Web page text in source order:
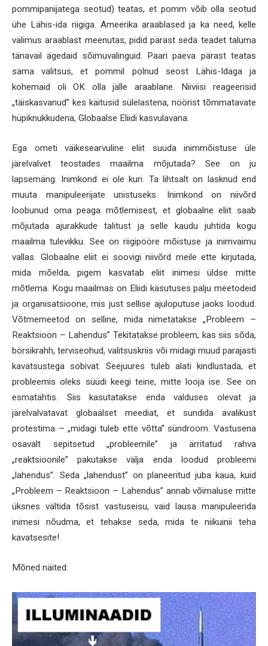
pommipanijatega seotud) teatas, et pomm võib olla seotud
ühe Lähis-ida riigiga. Ameerika araablased ja ka need, kelle
välimus araablast meenutas, pidid pärast seda teadet taluma
tänavail ägedaid sõimuvalinguid. Paari päeva pärast teatas
sama valitsus, et pommil polnud seost Lähis-Idaga ja
kohemaid oli OK olla jälle araablane. Niiviisi reageerisid
„täiskasvanud” kes käitusid sülelastena, nöörist tõmmatavate
hüpiknukkudena, Globaalse Eliidi kasvulavana.
Ega ometi väikesearvuline eliit suuda inimmõistuse üle
järelvalvet teostades maailma mõjutada? See on ju
lapsemäng. Inimkond ei ole kuri. Ta lihtsalt on lasknud end
muuta manipuleerijate unistuseks. Inimkond on niivõrd
loobunud oma peaga mõtlemisest, et globaalne eliit saab
mõjutada ajurakkude talitust ja selle kaudu juhtida kogu
maailma tulevikku. See on riigipööre mõistuse ja inimvaimu
vallas. Globaalne eliit ei soovigi niivõrd meile ette kirjutada,
mida mõelda, pigem kasvatab eliit inimesi üldse mitte
mõtlema. Kogu maailmas on Eliidi käsutuses palju meetodeid
ja organisatsioone, mis just sellise ajuloputuse jaoks loodud.
Võtmemeetod on selline, mida nimetatakse „Probleem –
Reaktsioon – Lahendus” Tekitatakse probleem, kas siis sõda,
börsikrahh, terviseohud, valitsuskriis või midagi muud parajasti
kavatsustega sobivat. Seejuures tuleb alati kindlustada, et
probleemis oleks süüdi keegi teine, mitte looja ise. See on
esmatähtis. Siis kasutatakse enda valduses olevat ja
järelvalvatavat globaalset meediat, et sundida avalikust
protestima – „midagi tuleb ette võtta” sündroom. Vastusena
osavalt sepitsetud „probleemile” ja ärritatud rahva
„reaktsioonile” pakutakse välja enda loodud probleemi
„lahendus”. Seda „lahendust” on planeeritud juba kaua, kuid
„Probleem – Reaktsioon – Lahendus” annab võimaluse mitte
üksnes vältida tõsist vastuseisu, vaid lausa manipuleerida
inimesi nõudma, et tehakse seda, mida te niikuinii teha
kavatsesite!
Mõned näited: